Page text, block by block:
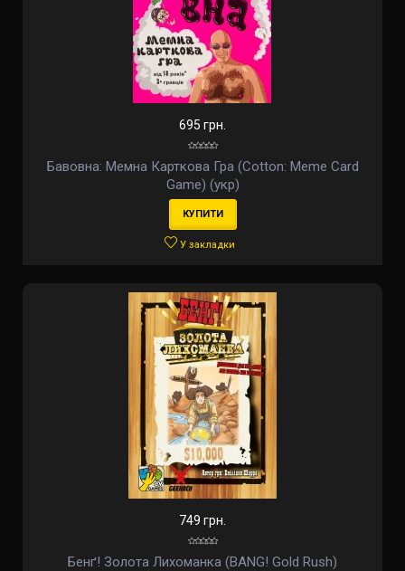
695 грн.
Бавовна: Мемна Карткова Гра (Cotton: Meme Card
Game) (укр)
КУПИТИ
У закладки
749 грн.
Бенґ! Золота Лихоманка (BANG! Gold Rush)